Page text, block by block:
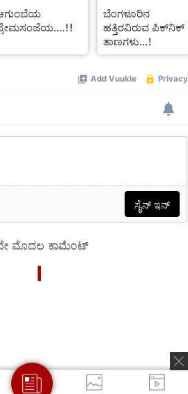
ಬೆಂಗಳೂರಿನ
ಹತ್ತಿರವಿರುವ ಪಿಕ್‌ನಿಕ್
ತಾಣಗಳು...!